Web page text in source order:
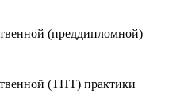
(преддипломной)
(ТПТ) практики